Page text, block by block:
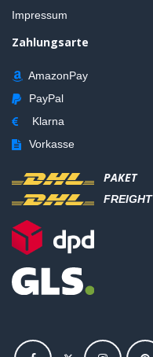
Impressum
Zahlungsarte
AmazonPay
PayPal
Klarna
Vorkasse
PAKET
FREIGHT